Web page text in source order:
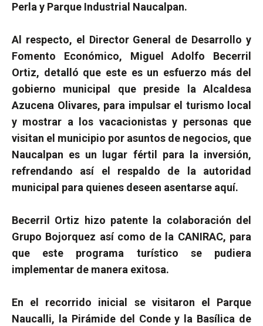
Perla y Parque Industrial Naucalpan.
Al respecto, el Director General de Desarrollo y
Fomento Económico, Miguel Adolfo Becerril
Ortiz, detalló que este es un esfuerzo más del
gobierno municipal que preside la Alcaldesa
Azucena Olivares, para impulsar el turismo local
y mostrar a los vacacionistas y personas que
visitan el municipio por asuntos de negocios, que
Naucalpan es un lugar fértil para la inversión,
refrendando así el respaldo de la autoridad
municipal para quienes deseen asentarse aquí.
Becerril Ortiz hizo patente la colaboración del
Grupo Bojorquez así como de la CANIRAC, para
que este programa turístico se pudiera
implementar de manera exitosa.
En el recorrido inicial se visitaron el Parque
Naucalli, la Pirámide del Conde y la Basílica de